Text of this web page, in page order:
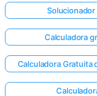
Calculadora
Calculadora Gratuita